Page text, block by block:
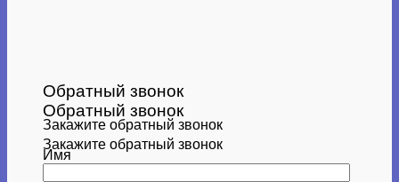
Обратный звонок
Закажите обратный звонок
Имя
Обратный звонок
Закажите обратный звонок